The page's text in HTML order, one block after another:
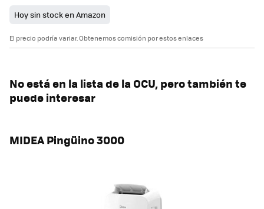
Hoy sin stock en Amazon
El precio podría variar. Obtenemos comisión por estos enlaces
No está en la lista de la OCU, pero también te
puede interesar
MIDEA Pingüino 3000